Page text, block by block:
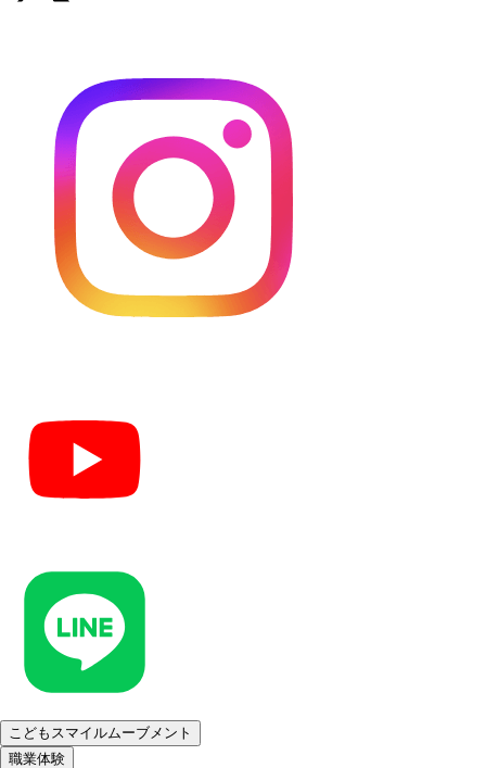
こどもスマイルムーブメント
職業体験